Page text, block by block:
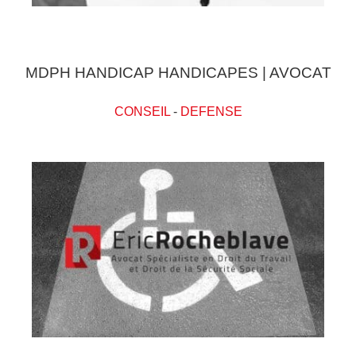
MDPH HANDICAP HANDICAPES | AVOCAT
CONSEIL- DEFENSE